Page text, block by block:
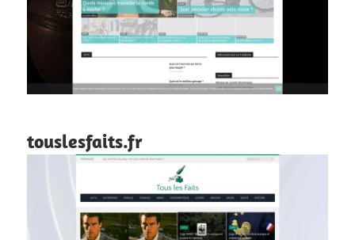
touslesfaits.fr